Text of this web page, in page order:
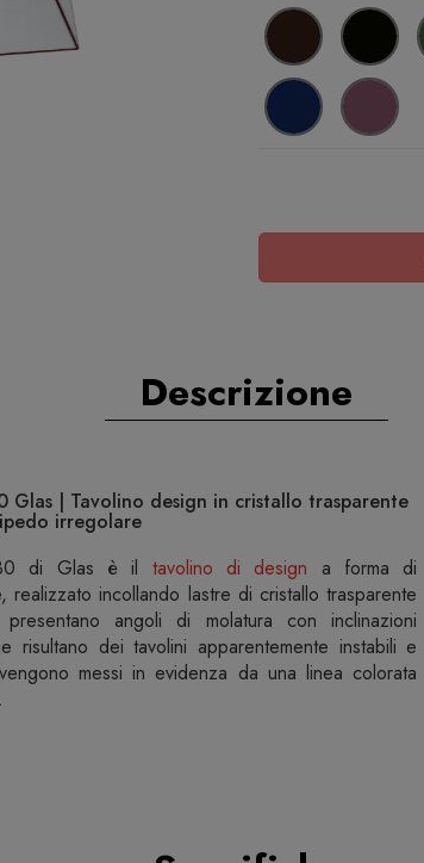
Descrizione
Glas | Tavolino design in cristallo trasparente
irregolare
di Glas è il tavolino di design a forma di
incollando lastre di cristallo trasparente
angoli di molatura con inclinazioni
dei tavolini apparentemente instabili e
messi in evidenza da una linea colorata